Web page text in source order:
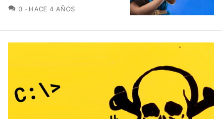
0 COMENTARIOS
HACE 4 AÑOS